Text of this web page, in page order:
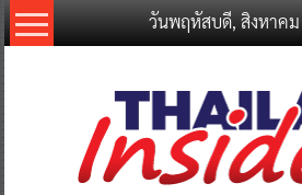
Skip
to
วันพฤหัสบดี, สิงหาค